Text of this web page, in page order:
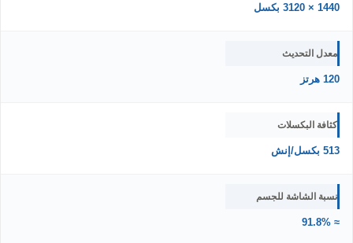
1440 × 3120 بكسل
معدل التحديث
120 هرتز
كثافة البكسلات
513 بكسل/إنش
نسبة الشاشة للجسم
≈ 91.8%